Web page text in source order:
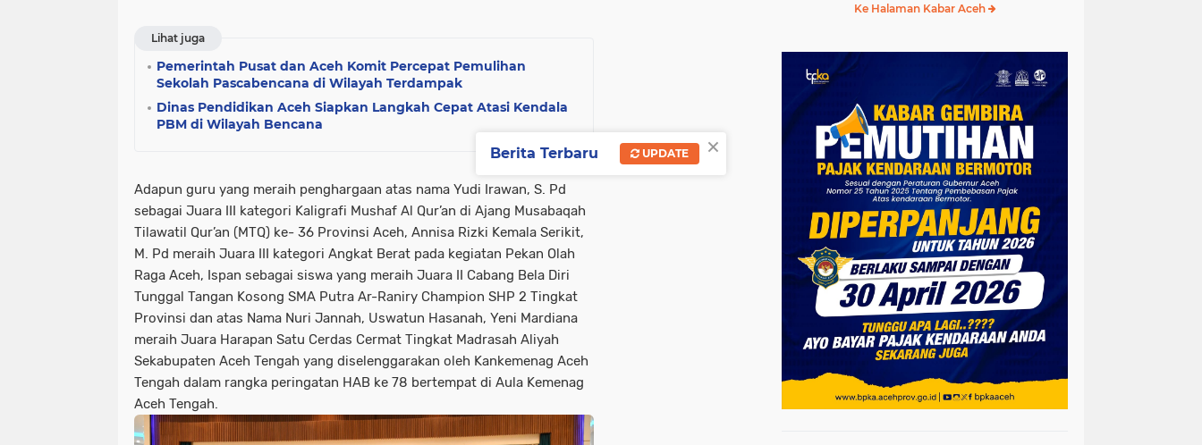
Lihat juga
Pemerintah Pusat dan Aceh Komit Percepat Pemulihan
Sekolah Pascabencana di Wilayah Terdampak
Dinas Pendidikan Aceh Siapkan Langkah Cepat Atasi Kendala
PBM di Wilayah Bencana
Adapun guru yang meraih penghargaan atas nama Yudi Irawan, S. Pd
sebagai Juara III kategori Kaligrafi Mushaf Al Qur’an di Ajang Musabaqah
Tilawatil Qur’an (MTQ) ke- 36 Provinsi Aceh, Annisa Rizki Kemala Serikit,
M. Pd meraih Juara III kategori Angkat Berat pada kegiatan Pekan Olah
Raga Aceh, Ispan sebagai siswa yang meraih Juara II Cabang Bela Diri
Tunggal Tangan Kosong SMA Putra Ar-Raniry Champion SHP 2 Tingkat
Provinsi dan atas Nama Nuri Jannah, Uswatun Hasanah, Yeni Mardiana
meraih Juara Harapan Satu Cerdas Cermat Tingkat Madrasah Aliyah
Sekabupaten Aceh Tengah yang diselenggarakan oleh Kankemenag Aceh
Tengah dalam rangka peringatan HAB ke 78 bertempat di Aula Kemenag
Aceh Tengah.
Ke Halaman Kabar Aceh
×
Berita Terbaru UPDATE